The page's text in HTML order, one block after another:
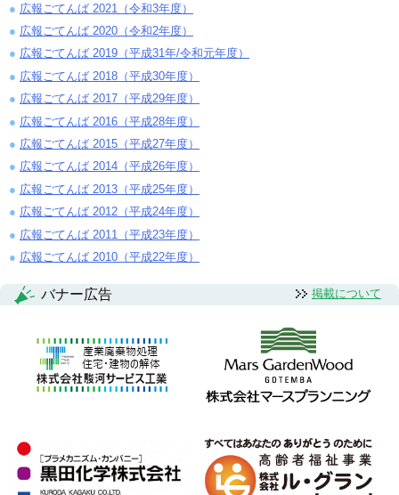
広報ごてんば 2021（令和3年度）
広報ごてんば 2020（令和2年度）
広報ごてんば 2019（平成31年/令和元年度）
広報ごてんば 2018（平成30年度）
広報ごてんば 2017（平成29年度）
広報ごてんば 2016（平成28年度）
広報ごてんば 2015（平成27年度）
広報ごてんば 2014（平成26年度）
広報ごてんば 2013（平成25年度）
広報ごてんば 2012（平成24年度）
広報ごてんば 2011（平成23年度）
広報ごてんば 2010（平成22年度）
バナー広告 掲載について